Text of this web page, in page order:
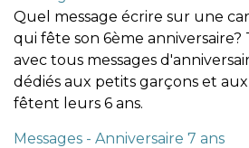
Quel message écrire sur une
qui fête son 6ème
avec tous messages
dédiés aux petits garçons et
fêtent leurs 6 ans.
Messages - Anniversaire 7 ans